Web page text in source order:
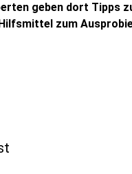
geben dort Tipps
zum